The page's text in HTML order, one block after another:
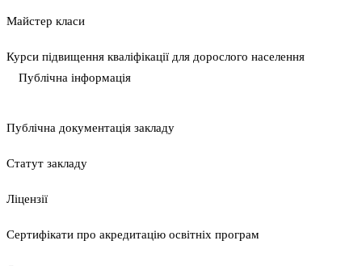
Майстер класи
Курси підвищення кваліфікації для дорослого населення
Публічна інформація
Публічна документація закладу
Статут закладу
Ліцензії
Сертифікати про акредитацію освітніх програм